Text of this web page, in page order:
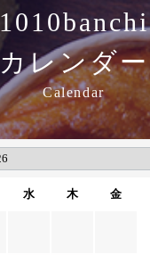
1010banchi
カレンダー
Calendar
水 木 金